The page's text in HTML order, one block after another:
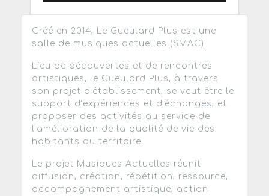
Créé en 2014, Le Gueulard Plus est une
salle de musiques actuelles (SMAC).
Lieu de découvertes et de rencontres
artistiques, le Gueulard Plus, à travers
son projet d’établissement, se veut être le
support d’expériences et d’échanges, et
proposer des activités au service de
l’amélioration de la qualité de vie des
habitants du territoire.
Le projet Musiques Actuelles réunit
diffusion, création, répétition, ressource,
accompagnement artistique, action